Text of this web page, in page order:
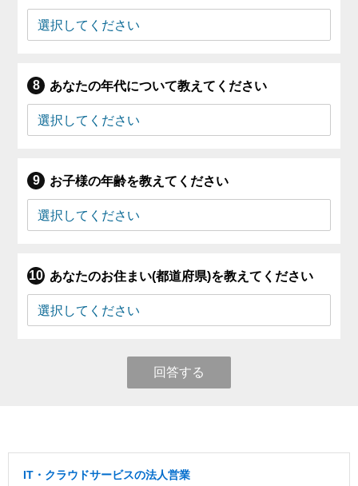
あなたの年代について教えてください
お子様の年齢を教えてください
あなたのお住まい(都道府県)を教えてください
回答する
IT・クラウドサービスの法人営業